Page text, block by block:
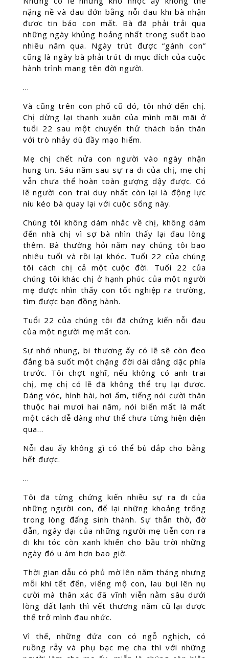
nặng nề và đau đớn bằng nỗi đau khi bà nhận
được tin báo con mất. Bà đã phải trải qua
những ngày khủng hoảng nhất trong suốt bao
nhiêu năm qua. Ngày trút được “gánh con”
cũng là ngày bà phải trút đi mục đích của cuộc
hành trình mang tên đời người.
…
Và cũng trên con phố cũ đó, tôi nhớ đến chị.
Chị dừng lại thanh xuân của mình mãi mãi ở
tuổi 22 sau một chuyến thử thách bản thân
với trò nhảy dù đầy mạo hiểm.
Mẹ chị chết nửa con người vào ngày nhận
hung tin. Sáu năm sau sự ra đi của chị, mẹ chị
vẫn chưa thể hoàn toàn gượng dậy được. Có
lẽ người con trai duy nhất còn lại là động lực
níu kéo bà quay lại với cuộc sống này.
Chúng tôi không dám nhắc về chị, không dám
đến nhà chị vì sợ bà nhìn thấy lại đau lòng
thêm. Bà thường hỏi năm nay chúng tôi bao
nhiêu tuổi và rồi lại khóc. Tuổi 22 của chúng
tôi cách chị cả một cuộc đời. Tuổi 22 của
chúng tôi khác chị ở hạnh phúc của một người
mẹ được nhìn thấy con tốt nghiệp ra trường,
tìm được bạn đồng hành.
Tuổi 22 của chúng tôi đã chứng kiến nỗi đau
của một người mẹ mất con.
Sự nhớ nhung, bi thương ấy có lẽ sẽ còn đeo
đẳng bà suốt một chặng đời dài dằng dặc phía
trước. Tôi chợt nghĩ, nếu không có anh trai
chị, mẹ chị có lẽ đã không thể trụ lại được.
Dáng vóc, hình hài, hơi ấm, tiếng nói cười thân
thuộc hai mươi hai năm, nói biến mất là mất
một cách dễ dàng như thể chưa từng hiện diện
qua…
Nỗi đau ấy không gì có thể bù đắp cho bằng
hết được.
…
Tôi đã từng chứng kiến nhiều sự ra đi của
những người con, để lại những khoảng trống
trong lòng đấng sinh thành. Sự thẫn thờ, đờ
đẫn, ngây dại của những người mẹ tiễn con ra
đi khi tóc còn xanh khiến cho bầu trời những
ngày đó u ám hơn bao giờ.
Thời gian dẫu có phủ mờ lên năm tháng nhưng
mỗi khi tết đến, viếng mộ con, lau bụi lên nụ
cười mà thân xác đã vĩnh viễn nằm sâu dưới
lòng đất lạnh thì vết thương năm cũ lại được
thế trở mình đau nhức.
Vì thế, những đứa con có ngỗ nghịch, có
ruồng rẫy và phụ bạc mẹ cha thì với những